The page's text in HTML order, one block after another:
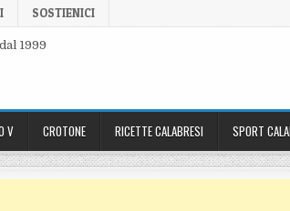
SOSTIENICI
1999
V CROTONE RICETTE CALABRESI SPORT